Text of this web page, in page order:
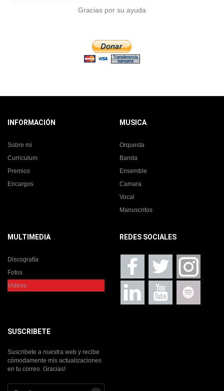
Gracias por su ayuda
INFORMACIÓN
Sobre mi
Curriculum
Premios
Encargos
MUSICA
Orquesta
Banda
Ensemble
Camara
Vocal
Manuscritos
MULTIMEDIA
Discografía
Fotos
Videos
REDES SOCIALES
SUSCRIBETE
Suscribete a nuestra web y recibe
cómodamente mis actualizaciones
en tu correo. Gracias!